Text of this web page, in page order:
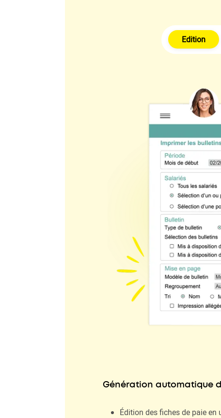
Edition
Génération automatique
Édition des fiches de paie en